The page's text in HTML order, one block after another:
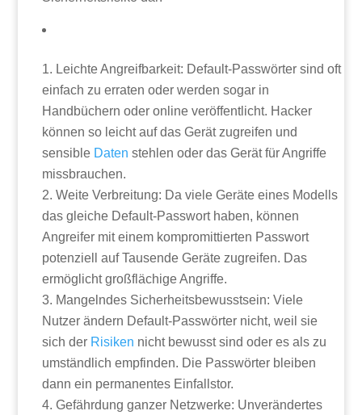
Leichte Angreifbarkeit: Default-Passwörter sind oft
einfach zu erraten oder werden sogar in
Handbüchern oder online veröffentlicht. Hacker
können so leicht auf das Gerät zugreifen und
sensible Daten stehlen oder das Gerät für Angriffe
missbrauchen.
Weite Verbreitung: Da viele Geräte eines Modells
das gleiche Default-Passwort haben, können
Angreifer mit einem kompromittierten Passwort
potenziell auf Tausende Geräte zugreifen. Das
ermöglicht großflächige Angriffe.
Mangelndes Sicherheitsbewusstsein: Viele
Nutzer ändern Default-Passwörter nicht, weil sie
sich der Risiken nicht bewusst sind oder es als zu
umständlich empfinden. Die Passwörter bleiben
dann ein permanentes Einfallstor.
Gefährdung ganzer Netzwerke: Unverändertes